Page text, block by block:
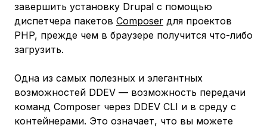
завершить установку Drupal с помощью
диспетчера пакетов Composer для проектов
PHP, прежде чем в браузере получится что-либо
загрузить.
Одна из самых полезных и элегантных
возможностей DDEV — возможность передачи
команд Composer через DDEV CLI и в среду с
контейнерами. Это означает, что вы можете